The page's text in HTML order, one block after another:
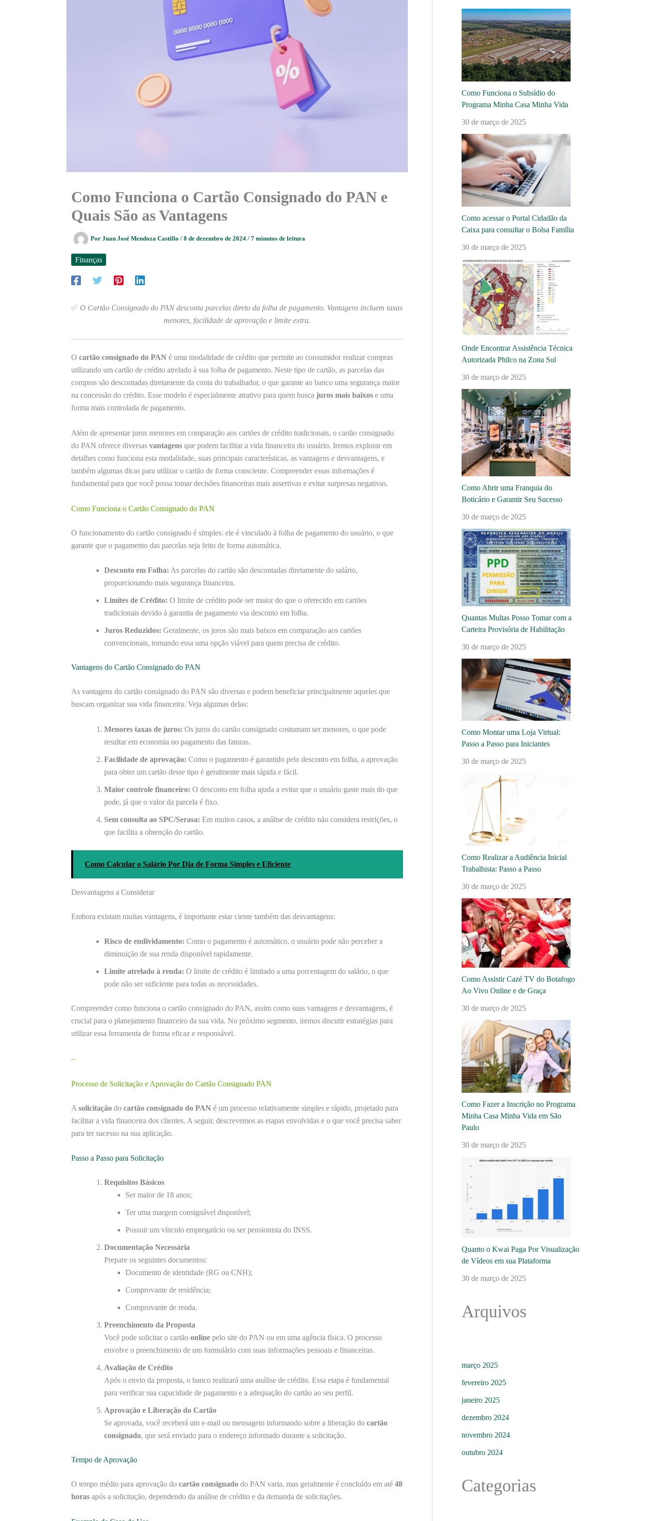
Como Funciona o Cartão Consignado do PAN e
Quais São as Vantagens
Por Juan José Mendoza Castillo / 8 de dezembro de 2024 / 7 minutos de leitura
Finanças
✅ O Cartão Consignado do PAN desconta parcelas direto da folha de pagamento. Vantagens incluem taxas
menores, facilidade de aprovação e limite extra.
O cartão consignado do PAN é uma modalidade de crédito que permite ao consumidor realizar compras
utilizando um cartão de crédito atrelado à sua folha de pagamento. Neste tipo de cartão, as parcelas das
compras são descontadas diretamente da conta do trabalhador, o que garante ao banco uma segurança maior
na concessão do crédito. Esse modelo é especialmente atrativo para quem busca juros mais baixos e uma
forma mais controlada de pagamento.
Além de apresentar juros menores em comparação aos cartões de crédito tradicionais, o cartão consignado
do PAN oferece diversas vantagens que podem facilitar a vida financeira do usuário. Iremos explorar em
detalhes como funciona esta modalidade, suas principais características, as vantagens e desvantagens, e
também algumas dicas para utilizar o cartão de forma consciente. Compreender essas informações é
fundamental para que você possa tomar decisões financeiras mais assertivas e evitar surpresas negativas.
Como Funciona o Cartão Consignado do PAN
O funcionamento do cartão consignado é simples: ele é vinculado à folha de pagamento do usuário, o que
garante que o pagamento das parcelas seja feito de forma automática.
Desconto em Folha: As parcelas do cartão são descontadas diretamente do salário,
proporcionando mais segurança financeira.
Limites de Crédito: O limite de crédito pode ser maior do que o oferecido em cartões
tradicionais devido à garantia de pagamento via desconto em folha.
Juros Reduzidos: Geralmente, os juros são mais baixos em comparação aos cartões
convencionais, tornando essa uma opção viável para quem precisa de crédito.
Vantagens do Cartão Consignado do PAN
As vantagens do cartão consignado do PAN são diversas e podem beneficiar principalmente aqueles que
buscam organizar sua vida financeira. Veja algumas delas:
Menores taxas de juros: Os juros do cartão consignado costumam ser menores, o que pode
resultar em economia no pagamento das faturas.
Facilidade de aprovação: Como o pagamento é garantido pelo desconto em folha, a aprovação
para obter um cartão desse tipo é geralmente mais rápida e fácil.
Maior controle financeiro: O desconto em folha ajuda a evitar que o usuário gaste mais do que
pode, já que o valor da parcela é fixo.
Sem consulta ao SPC/Serasa: Em muitos casos, a análise de crédito não considera restrições, o
que facilita a obtenção do cartão.
Como Calcular o Salário Por Dia de Forma Simples e Eficiente
Desvantagens a Considerar
Embora existam muitas vantagens, é importante estar ciente também das desvantagens:
Risco de endividamento: Como o pagamento é automático, o usuário pode não perceber a
diminuição de sua renda disponível rapidamente.
Limite atrelado à renda: O limite de crédito é limitado a uma porcentagem do salário, o que
pode não ser suficiente para todas as necessidades.
Compreender como funciona o cartão consignado do PAN, assim como suas vantagens e desvantagens, é
crucial para o planejamento financeiro da sua vida. No próximo segmento, iremos discutir estratégias para
utilizar essa ferramenta de forma eficaz e responsável.
–
Processo de Solicitação e Aprovação do Cartão Consignado PAN
A solicitação do cartão consignado do PAN é um processo relativamente simples e rápido, projetado para
facilitar a vida financeira dos clientes. A seguir, descrevemos as etapas envolvidas e o que você precisa saber
para ter sucesso na sua aplicação.
Passo a Passo para Solicitação
Requisitos Básicos
Ser maior de 18 anos;
Ter uma margem consignável disponível;
Possuir um vínculo empregatício ou ser pensionista do INSS.
Documentação Necessária
Prepare os seguintes documentos:
Documento de identidade (RG ou CNH);
Comprovante de residência;
Comprovante de renda.
Preenchimento da Proposta
Você pode solicitar o cartão online pelo site do PAN ou em uma agência física. O processo
envolve o preenchimento de um formulário com suas informações pessoais e financeiras.
Avaliação de Crédito
Após o envio da proposta, o banco realizará uma análise de crédito. Essa etapa é fundamental
para verificar sua capacidade de pagamento e a adequação do cartão ao seu perfil.
Aprovação e Liberação do Cartão
Se aprovada, você receberá um e-mail ou mensagem informando sobre a liberação do cartão
consignado, que será enviado para o endereço informado durante a solicitação.
Tempo de Aprovação
O tempo médio para aprovação do cartão consignado do PAN varia, mas geralmente é concluído em até 48
horas após a solicitação, dependendo da análise de crédito e da demanda de solicitações.
Como Funciona o Subsídio do
Programa Minha Casa Minha Vida
30 de março de 2025
Como acessar o Portal Cidadão da
Caixa para consultar o Bolsa Família
30 de março de 2025
Onde Encontrar Assistência Técnica
Autorizada Philco na Zona Sul
30 de março de 2025
Como Abrir uma Franquia do
Boticário e Garantir Seu Sucesso
30 de março de 2025
Quantas Multas Posso Tomar com a
Carteira Provisória de Habilitação
30 de março de 2025
Como Montar uma Loja Virtual:
Passo a Passo para Iniciantes
30 de março de 2025
Como Realizar a Audiência Inicial
Trabalhista: Passo a Passo
30 de março de 2025
Como Assistir Cazé TV do Botafogo
Ao Vivo Online e de Graça
30 de março de 2025
Como Fazer a Inscrição no Programa
Minha Casa Minha Vida em São
Paulo
30 de março de 2025
Quanto o Kwai Paga Por Visualização
de Vídeos em sua Plataforma
30 de março de 2025
Arquivos
março 2025
fevereiro 2025
janeiro 2025
dezembro 2024
novembro 2024
outubro 2024
Categorias